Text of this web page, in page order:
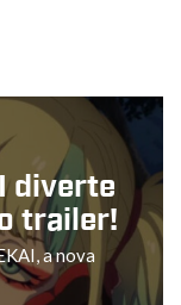
diverte
trailer!
a nova